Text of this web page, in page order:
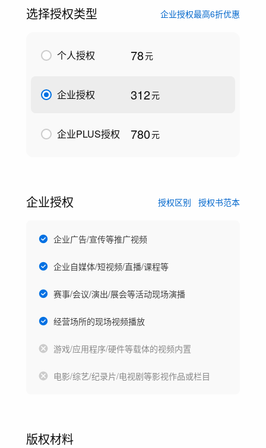
选择授权类型 企业授权最高6折优惠
个人授权 78元
企业授权 312元
企业PLUS授权 780元
企业授权 授权区别 授权书范本
企业广告/宣传等推广视频
企业自媒体/短视频/直播/课程等
赛事/会议/演出/展会等活动现场演播
经营场所的现场视频播放
游戏/应用程序/硬件等载体的视频内置
电影/综艺/纪录片/电视剧等影视作品或栏目
版权材料